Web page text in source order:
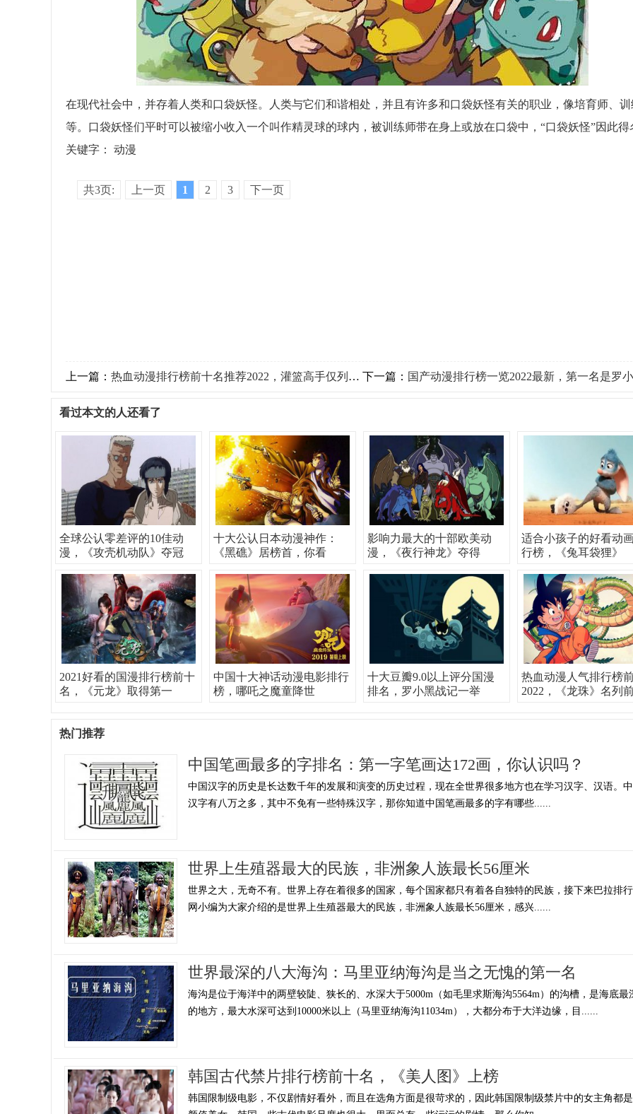
在现代社会中，并存着人类和口袋妖怪。人类与它们和谐相处，并且有许多和口袋妖怪有关的职业，像培育师、
等。口袋妖怪们平时可以被缩小收入一个叫作精灵球的球内，被训练师带在身上或放在口袋中，“口袋妖怪”因此得
关键字： 动漫
共3页: 上一页 1 2 3 下一页
上一篇： 热血动漫排行榜前十名推荐2022，灌篮高手仅列第二名 下一篇： 国产动漫排行榜一览2022最新，第一名是罗小黑
看过本文的人还看了
全球公认零差评的10佳动
漫，《攻壳机动队》夺冠
十大公认日本动漫神作：
《黑礁》居榜首，你看
影响力最大的十部欧美动
漫，《夜行神龙》夺得
适合小孩子的好看动
行榜，《兔耳袋狸》
2021好看的国漫排行榜前十
名，《元龙》取得第一
中国十大神话动漫电影排行
榜，哪吒之魔童降世
十大豆瓣9.0以上评分国漫
排名，罗小黑战记一举
热血动漫人气排行榜
2022，《龙珠》名列
热门推荐
中国笔画最多的字排名：第一字笔画达172画，你认识吗？
中国汉字的历史是长达数千年的发展和演变的历史过程，现在全世界很多地方也在学习汉字、汉语。
汉字有八万之多，其中不免有一些特殊汉字，那你知道中国笔画最多的字有哪些......
世界上生殖器最大的民族，非洲象人族最长56厘米
世界之大，无奇不有。世界上存在着很多的国家，每个国家都只有着各自独特的民族，接下来巴拉排
网小编为大家介绍的是世界上生殖器最大的民族，非洲象人族最长56厘米，感兴......
世界最深的八大海沟：马里亚纳海沟是当之无愧的第一名
海沟是位于海洋中的两壁较陡、狭长的、水深大于5000m（如毛里求斯海沟5564m）的沟槽，是海底最
的地方，最大水深可达到10000米以上（马里亚纳海沟11034m），大都分布于大洋边缘，目......
韩国古代禁片排行榜前十名，《美人图》上榜
韩国限制级电影，不仅剧情好看外，而且在选角方面是很苛求的，因此韩国限制级禁片中的女主角都